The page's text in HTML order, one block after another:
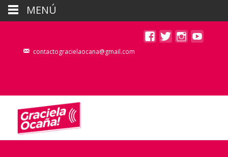
contactogracielaocana@gmail.com
MENÚ